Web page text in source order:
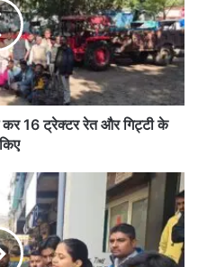
कर 16 ट्रेक्टर रेत और गिट्टी के